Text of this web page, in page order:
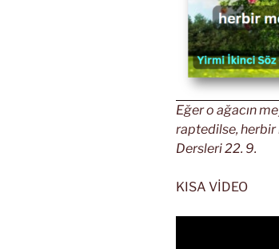
Eğer o ağacın
raptedilse, herbir
Dersleri 22. 9.
KISA VİDEO